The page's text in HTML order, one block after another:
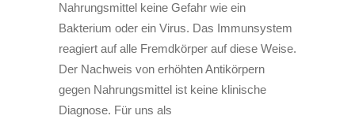
Nahrungsmittel keine Gefahr wie ein
Bakterium oder ein Virus. Das Immunsystem
reagiert auf alle Fremdkörper auf diese Weise.
Der Nachweis von erhöhten Antikörpern
gegen Nahrungsmittel ist keine klinische
Diagnose. Für uns als